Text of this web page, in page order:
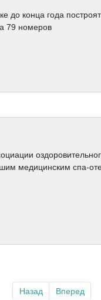
до конца года
79 номеров
медицинским спа-
Назад Вперед